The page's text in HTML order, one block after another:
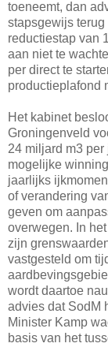
toeneemt, dan
stapsgewijs terug
reductiestap van
aan niet te
per direct te
productieplafond
Het kabinet
Groningenveld
24 miljard m3
mogelijke
jaarlijks
of verandering
geven om
overwegen. In
zijn
vastgesteld om
wordt daartoe
advies dat SodM
Minister Kamp
basis van het